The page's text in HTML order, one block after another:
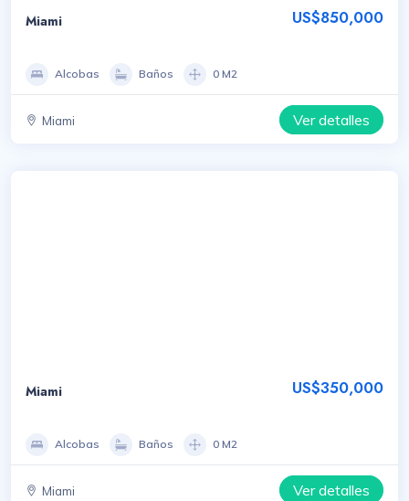
Miami US$850,000
Alcobas Baños 0 M2
Miami Ver detalles
Miami US$350,000
Alcobas Baños 0 M2
Miami Ver detalles